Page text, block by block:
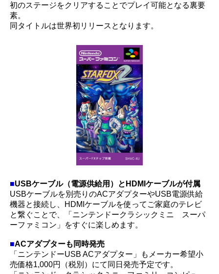
初のステージをクリアすることでプレイ可能となる裏要
素。
同タイトルは世界初リリースとなります。
■USBケーブル（電源供給用）とHDMIケーブルが付属
USBケーブルを別売りのACアダプターやUSB電源供給
機器と接続し、HDMIケーブルを使ってご家庭のテレビ
と繋ぐことで、「ニンテンドークラシックミニ スーパ
ーファミコン」をすぐに楽しめます。
■ACアダプターも同時発売
「ニンテンドーUSB ACアダプター」もメーカー希望小
売価格1,000円（税別）にて同日発売予定です。